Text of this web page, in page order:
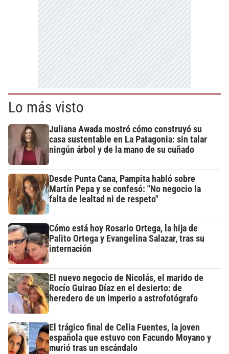
Lo más visto
Juliana Awada mostró cómo construyó su
casa sustentable en La Patagonia: sin talar
ningún árbol y de la mano de su cuñado
Desde Punta Cana, Pampita habló sobre
Martín Pepa y se confesó: "No negocio la
falta de lealtad ni de respeto"
Cómo está hoy Rosario Ortega, la hija de
Palito Ortega y Evangelina Salazar, tras su
internación
El nuevo negocio de Nicolás, el marido de
Rocío Guirao Díaz en el desierto: de
heredero de un imperio a astrofotógrafo
El trágico final de Celia Fuentes, la joven
española que estuvo con Facundo Moyano y
murió tras un escándalo